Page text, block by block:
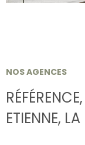
NOS AGENCES
RÉFÉRENCE,
ETIENNE, LA